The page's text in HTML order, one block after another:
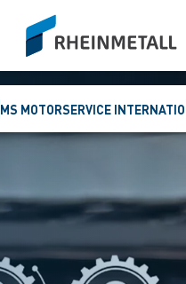
siteLogo
MS MOTORSERVICE